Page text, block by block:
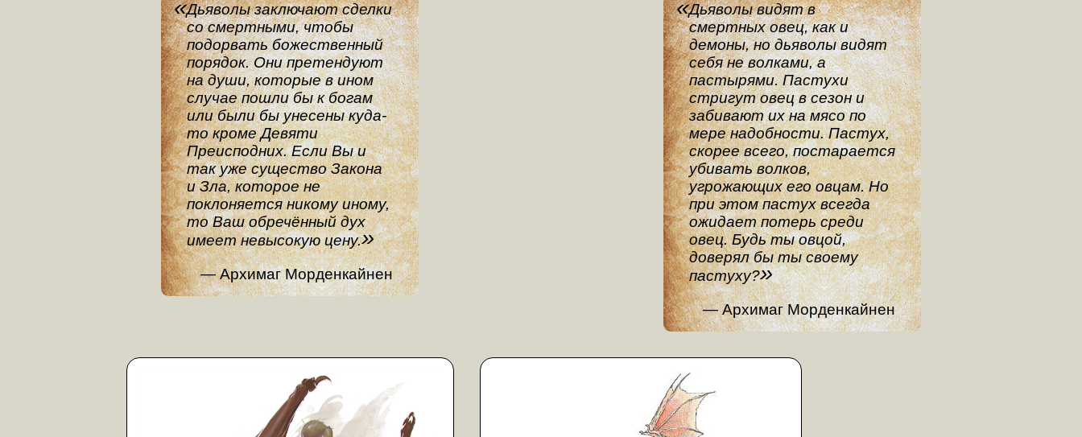
Дьяволы заключают сделки
со смертными, чтобы
подорвать божественный
порядок. Они претендуют
на души, которые в ином
случае пошли бы к богам
или были бы унесены куда-
то кроме Девяти
Преисподних. Если Вы и
так уже существо Закона
и Зла, которое не
поклоняется никому иному,
то Ваш обречённый дух
имеет невысокую цену.
Архимаг Морденкайнен
Дьяволы видят в
смертных овец, как и
демоны, но дьяволы видят
себя не волками, а
пастырями. Пастухи
стригут овец в сезон и
забивают их на мясо по
мере надобности. Пастух,
скорее всего, постарается
убивать волков,
угрожающих его овцам. Но
при этом пастух всегда
ожидает потерь среди
овец. Будь ты овцой,
доверял бы ты своему
пастуху?
Архимаг Морденкайнен